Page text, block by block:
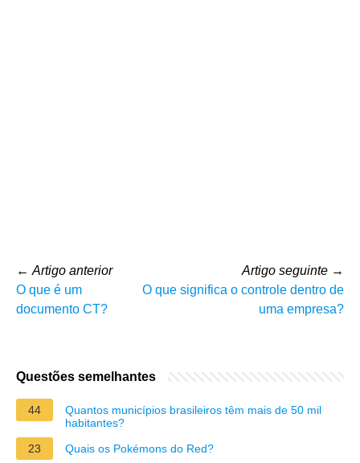
← Artigo anterior
O que é um
documento CT?
Artigo seguinte →
O que significa o controle dentro de
uma empresa?
Questões semelhantes
44
Quantos municípios brasileiros têm mais de 50 mil
habitantes?
23
Quais os Pokémons do Red?